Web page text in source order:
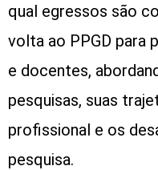
qual egressos são
volta ao PPGD para
e docentes,
pesquisas, suas
profissional e os
pesquisa.